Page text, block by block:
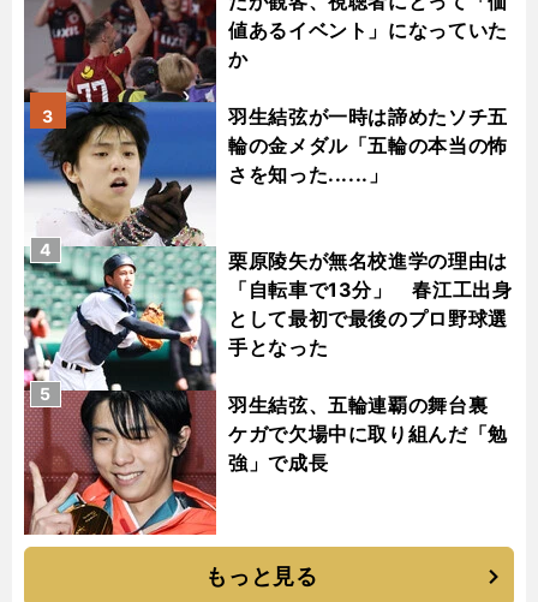
値あるイベント」になっていた
か
羽生結弦が一時は諦めたソチ五
輪の金メダル「五輪の本当の怖
さを知った......」
3
栗原陵矢が無名校進学の理由は
「自転車で13分」 春江工出身
として最初で最後のプロ野球選
手となった
4
羽生結弦、五輪連覇の舞台裏
ケガで欠場中に取り組んだ「勉
強」で成長
5
もっと見る